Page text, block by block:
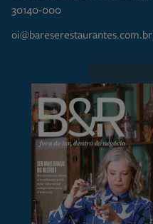
30140-000
oi@bareserestaurantes.com.br